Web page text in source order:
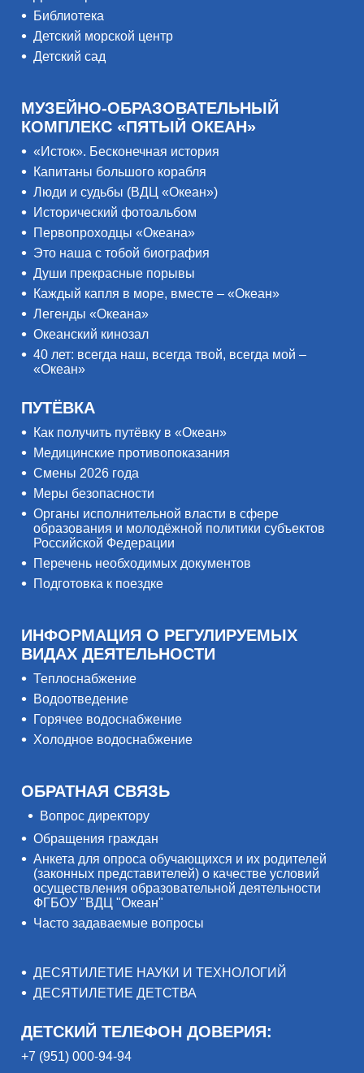
Библиотека
Детский морской центр
Детский сад
МУЗЕЙНО-ОБРАЗОВАТЕЛЬНЫЙ
КОМПЛЕКС «ПЯТЫЙ ОКЕАН»
«Исток». Бесконечная история
Капитаны большого корабля
Люди и судьбы (ВДЦ «Океан»)
Исторический фотоальбом
Первопроходцы «Океана»
Это наша с тобой биография
Души прекрасные порывы
Каждый капля в море, вместе – «Океан»
Легенды «Океана»
Океанский кинозал
40 лет: всегда наш, всегда твой, всегда мой –
«Океан»
ПУТЁВКА
Как получить путёвку в «Океан»
Медицинские противопоказания
Смены 2026 года
Меры безопасности
Органы исполнительной власти в сфере
образования и молодёжной политики субъектов
Российской Федерации
Перечень необходимых документов
Подготовка к поездке
ИНФОРМАЦИЯ О РЕГУЛИРУЕМЫХ
ВИДАХ ДЕЯТЕЛЬНОСТИ
Теплоснабжение
Водоотведение
Горячее водоснабжение
Холодное водоснабжение
ОБРАТНАЯ СВЯЗЬ
Вопрос директору
Обращения граждан
Анкета для опроса обучающихся и их родителей
(законных представителей) о качестве условий
осуществления образовательной деятельности
ФГБОУ "ВДЦ "Океан"
Часто задаваемые вопросы
ДЕСЯТИЛЕТИЕ НАУКИ И ТЕХНОЛОГИЙ
ДЕСЯТИЛЕТИЕ ДЕТСТВА
ДЕТСКИЙ ТЕЛЕФОН ДОВЕРИЯ:
+7 (951) 000-94-94